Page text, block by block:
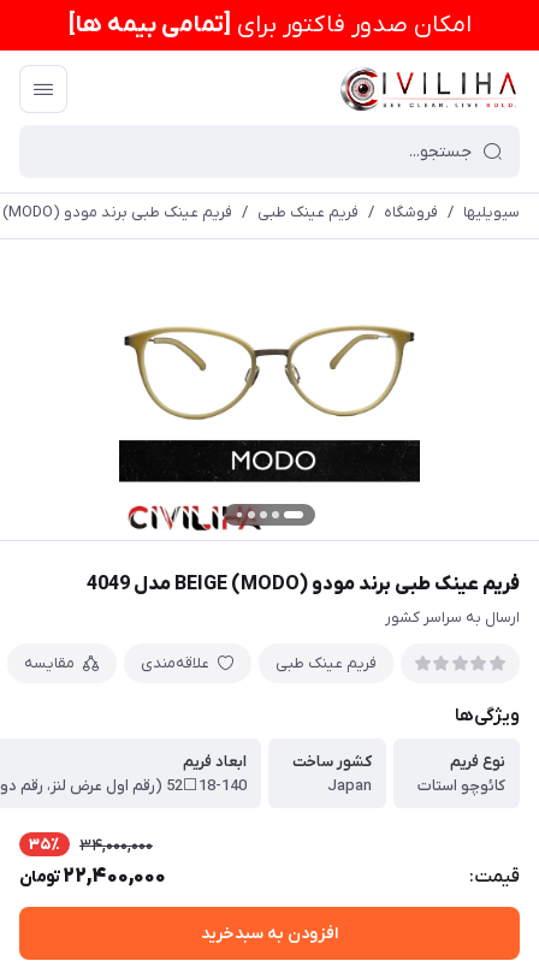
امكان صدور فاکتور برای [تمامی بیمه ها]
سیویلیها / فروشگاه / فریم عینک طبی / فریم عینک طبی برند مودو BEIGE (MODO) مدل 4049
فریم عینک طبی برند مودو BEIGE (MODO) مدل 4049
ارسال به سراسر کشور
فریم عینک طبی علاقه‌مندی مقایسه
ویژگی‌ها
نوع فریم
کائوچو استات
کشور ساخت
Japan
ابعاد فریم
قیمت:
34,000,000 35٪
22,400,000تومان
افزودن به سبدخرید